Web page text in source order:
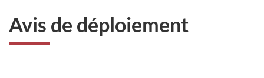
Avis de déploiement